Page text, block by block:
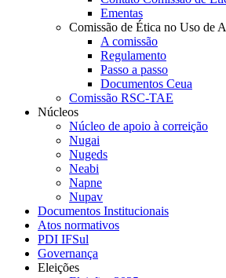
Ementas
Comissão de Ética no Uso de
A comissão
Regulamento
Passo a passo
Documentos Ceua
Comissão RSC-TAE
Núcleos
Núcleo de apoio à correição
Nugai
Nugeds
Neabi
Napne
Nupav
Documentos Institucionais
Atos normativos
PDI IFSul
Governança
Eleições